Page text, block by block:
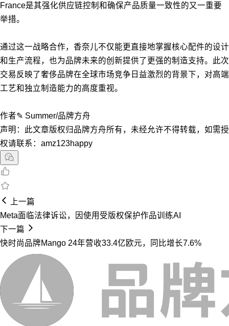
France是其强化供应链控制和确保产品质量一致性的又一重要
举措。
通过这一战略合作，香奈儿不仅能更直接地掌握核心配件的设计
和生产流程，也为品牌未来的创新提供了更强的制造支持。此次
交易反映了奢侈品牌在全球市场竞争日益激烈的背景下，对高端
工艺和独立制造能力的高度重视。
作者✎ Summer/品牌方舟
声明：此文章版权归品牌方舟所有，未经允许不得转载，如需授
权请联系：amz123happy
上一篇
Meta面临法律诉讼，因使用受版权保护作品训练AI
下一篇
快时尚品牌Mango 24年营收33.4亿欧元，同比增长7.6%